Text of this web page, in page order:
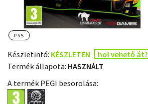
PS5
Készletinfó: KÉSZLETEN
hol vehető át?
Termék állapota: HASZNÁLT
A termék PEGI besorolása: